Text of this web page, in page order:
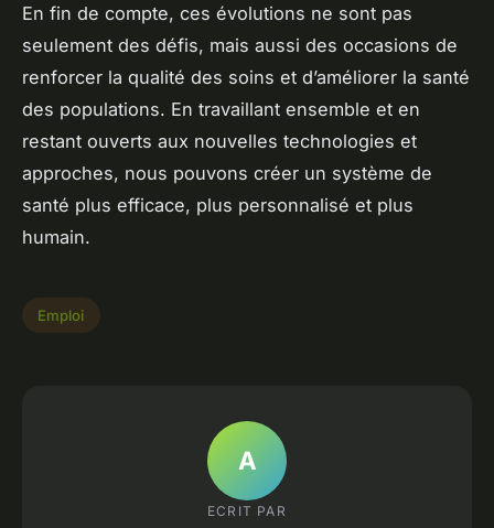
En fin de compte, ces évolutions ne sont pas
seulement des défis, mais aussi des occasions de
renforcer la qualité des soins et d’améliorer la santé
des populations. En travaillant ensemble et en
restant ouverts aux nouvelles technologies et
approches, nous pouvons créer un système de
santé plus efficace, plus personnalisé et plus
humain.
Emploi
A
ECRIT PAR